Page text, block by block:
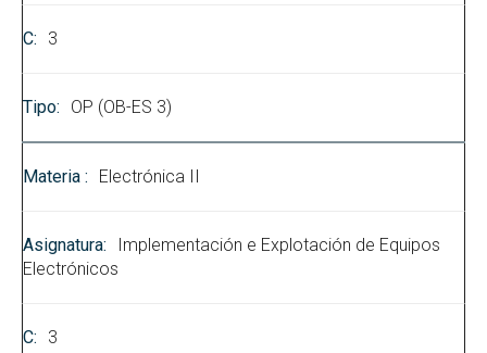
3
OP (OB-ES 3)
Electrónica II
Implementación e Explotación de Equipos
Electrónicos
3